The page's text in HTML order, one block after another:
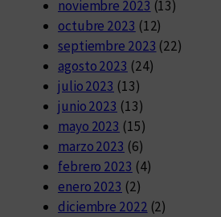
noviembre 2023 (13)
octubre 2023 (12)
septiembre 2023 (22)
agosto 2023 (24)
julio 2023 (13)
junio 2023 (13)
mayo 2023 (15)
marzo 2023 (6)
febrero 2023 (4)
enero 2023 (2)
diciembre 2022 (2)